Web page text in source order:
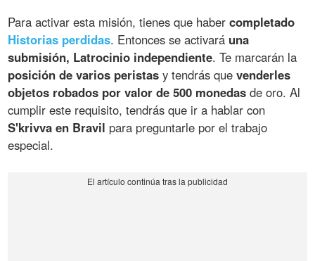
Para activar esta misión, tienes que habercompletado
Historias perdidas. Entonces se activará una
submisión, Latrocinio independiente. Te marcarán la
posición de varios peristas y tendrás quevenderles
objetos robados por valor de 500 monedas de oro. Al
cumplir este requisito, tendrás que ir a hablar con
S'krivva en Bravil para preguntarle por el trabajo
especial.